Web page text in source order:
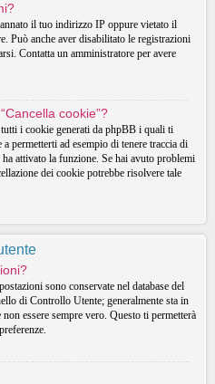
il tuo indirizzo IP oppure vietato il
Può anche aver disabilitato le registrazioni
Contatta un amministratore per avere
cookie”?
i cookie generati da phpBB i quali ti
permetterti ad esempio di tenere traccia di
attivato la funzione. Se hai avuto problemi
dei cookie potrebbe risolvere tale
sono conservate nel database del
di Controllo Utente; generalmente sta in
essere sempre vero. Questo ti permetterà